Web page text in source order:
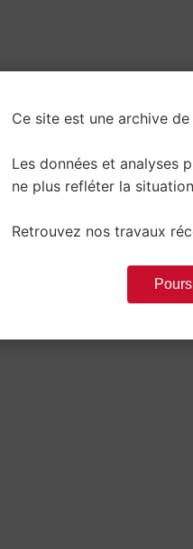
Ce site est une archive
Les données et analyses
ne plus refléter la
Retrouvez nos travaux